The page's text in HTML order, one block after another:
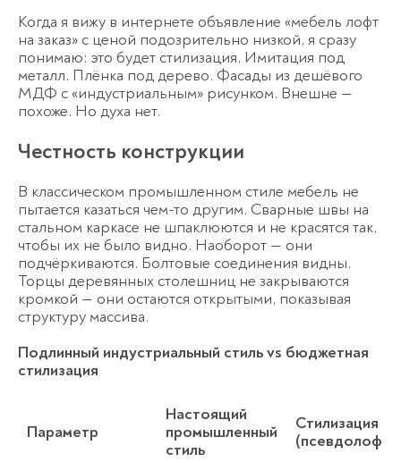
Когда я вижу в интернете объявление «мебель лофт
на заказ» с ценой подозрительно низкой, я сразу
понимаю: это будет стилизация. Имитация под
металл. Плёнка под дерево. Фасады из дешёвого
МДФ с «индустриальным» рисунком. Внешне —
похоже. Но духа нет.
Честность конструкции
В классическом промышленном стиле мебель не
пытается казаться чем-то другим. Сварные швы на
стальном каркасе не шпаклюются и не красятся так,
чтобы их не было видно. Наоборот — они
подчёркиваются. Болтовые соединения видны.
Торцы деревянных столешниц не закрываются
кромкой — они остаются открытыми, показывая
структуру массива.
Подлинный индустриальный стиль vs бюджетная
стилизация
Параметр
Настоящий
промышленный
стиль
Стилизация
(псевдолофт)
Оставьте заявку
перезвоним в течение 3-х минут
Пожалуйста, докажите, что вы
человек, выбрав